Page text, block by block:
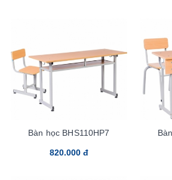
Bàn học BHS110HP7
820.000 đ